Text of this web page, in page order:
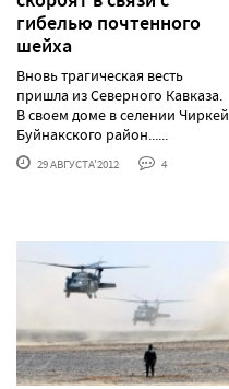
гибелью почтенного
шейха
Вновь трагическая весть
пришла из Северного Кавказа.
В своем доме в селении Чиркей
Буйнакского район......
29 АВГУСТА'2012 4